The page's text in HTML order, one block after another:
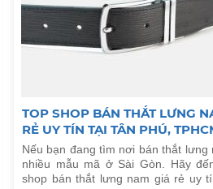
TOP SHOP BÁN THẮT LƯNG
RẺ UY TÍN TẠI TÂN PHÚ,
Nếu bạn đang tìm nơi bán thắt lưng
nhiều mẫu mã ở Sài Gòn. Hãy
shop bán thắt lưng nam giá rẻ uy